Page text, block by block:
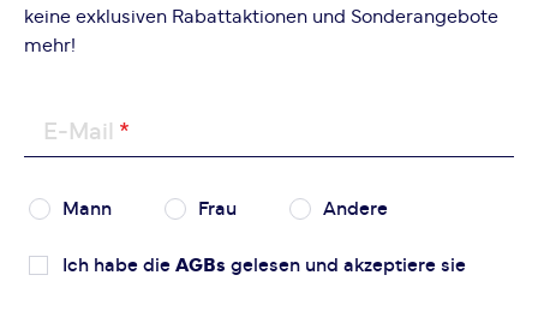
keine exklusiven Rabattaktionen und Sonderangebote
mehr!
E-Mail
Mann Frau Andere
Ich habe die AGBs gelesen und akzeptiere sie